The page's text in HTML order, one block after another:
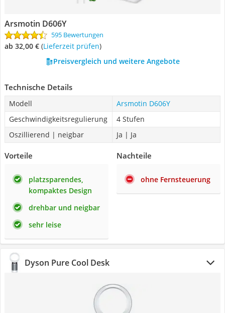
Arsmotin D606Y
595 Bewertungen
ab 32,00 € (Lieferzeit prüfen)
Preisvergleich und weitere Angebote
Technische Details
Modell
Arsmotin D606Y
Geschwindigkeitsregulierung
4 Stufen
Oszillierend | neigbar
Ja | Ja
Vorteile
platzsparendes,
kompaktes Design
drehbar und neigbar
sehr leise
Nachteile
ohne Fernsteuerung
Dyson Pure Cool Desk